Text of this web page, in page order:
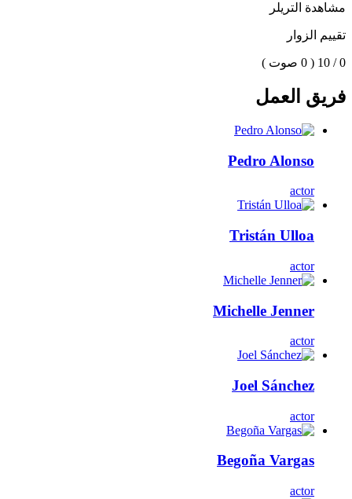
مشاهدة التريلر
تقييم الزوار
0 / 10 ( 0 صوت )
فريق العمل
Pedro Alonso
actor
Tristán Ulloa
actor
Michelle Jenner
actor
Joel Sánchez
actor
Begoña Vargas
actor